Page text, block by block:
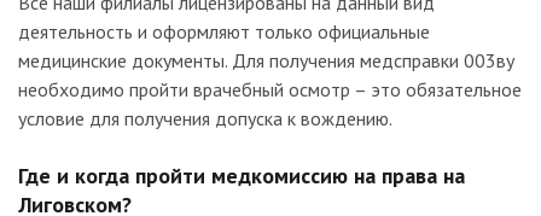
деятельность и оформляют только официальные
медицинские документы. Для получения медсправки 003ву
необходимо пройти врачебный осмотр – это обязательное
условие для получения допуска к вождению.
Где и когда пройти медкомиссию на права на
Лиговском?